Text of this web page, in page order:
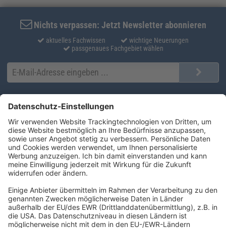
Nichts verpassen: Jetzt Newsletter abonnieren
aktuelles Fachwissen
wichtige Neuerungen
passgenaues Fachgebiet wählen
Kontakt
Sie erreichen uns unter:
(08233) 38 11 23
service@forum-verlag.com
Mo-Do 07:30 - 17:00 Uhr
Fr 07:30 - 15:00 Uhr
FORUM Fachliteratur
AKADEMIE HERKERT
Unsere Marken
Folgen Sie uns